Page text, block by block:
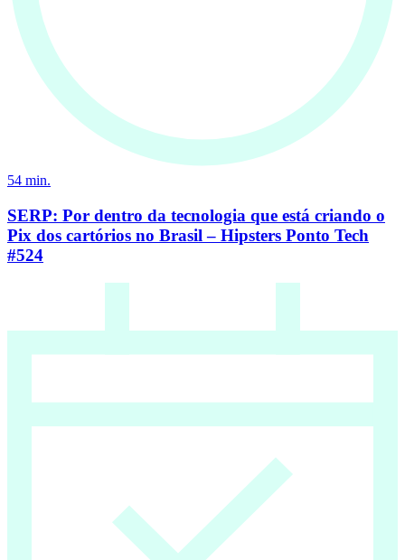
54 min.
SERP: Por dentro da tecnologia que está criando o
Pix dos cartórios no Brasil – Hipsters Ponto Tech
#524